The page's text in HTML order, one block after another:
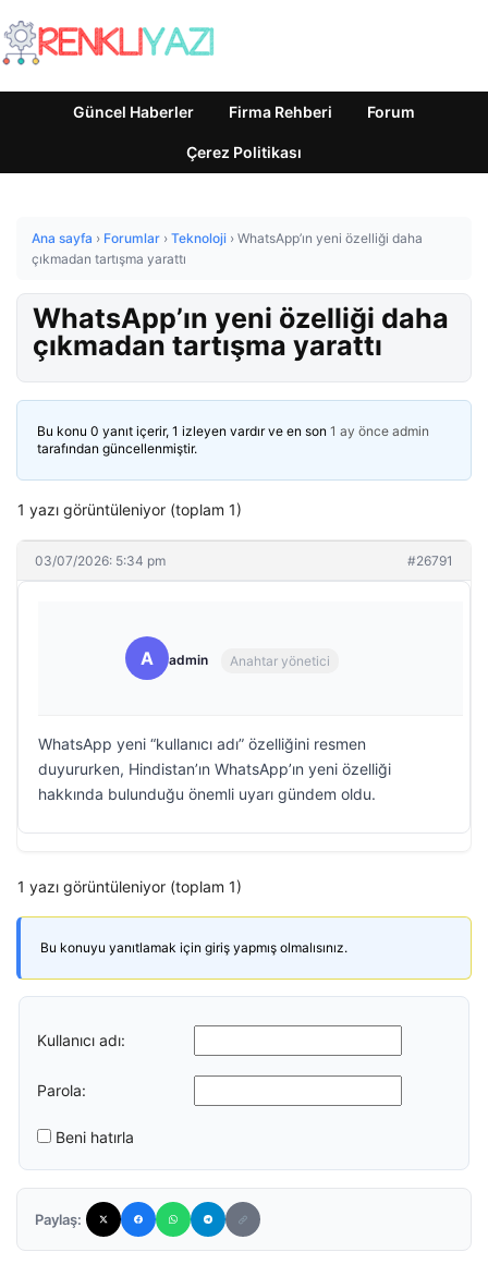
Güncel Haberler Firma Rehberi Forum
Çerez Politikası
Ana sayfa › Forumlar › Teknoloji › WhatsApp’ın yeni özelliği daha
çıkmadan tartışma yarattı
WhatsApp’ın yeni özelliği daha
çıkmadan tartışma yarattı
Bu konu 0 yanıt içerir, 1 izleyen vardır ve en son 1 ay önce admin
tarafından güncellenmiştir.
1 yazı görüntüleniyor (toplam 1)
03/07/2026: 5:34 pm #26791
A admin Anahtar yönetici
WhatsApp yeni “kullanıcı adı” özelliğini resmen
duyururken, Hindistan’ın WhatsApp’ın yeni özelliği
hakkında bulunduğu önemli uyarı gündem oldu.
1 yazı görüntüleniyor (toplam 1)
Bu konuyu yanıtlamak için giriş yapmış olmalısınız.
Kullanıcı adı:
Parola:
Beni hatırla
Paylaş: